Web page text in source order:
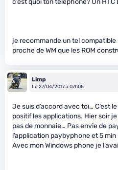
c’est quoi ton téléphone? Un
je recommande un tel compatible
proche de WM que les ROM
Limp
Le 27/04/2017 à 07h05
Je suis d’accord avec toi… C’est
positif les applications. Hier soir
pas de monnaie… Pas envie de
l’application paybyphone et 5
Avec mon Windows phone je